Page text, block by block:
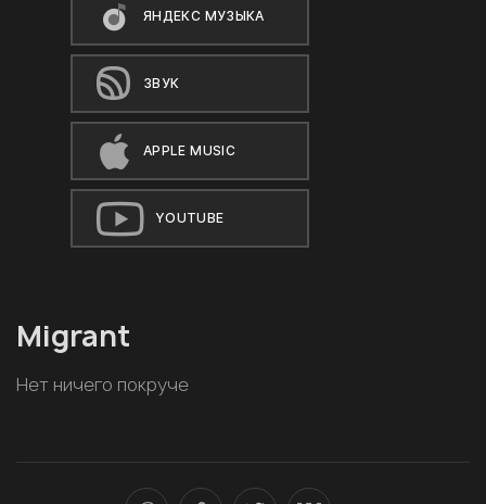
ЯНДЕКС МУЗЫКА
ЗВУК
APPLE MUSIC
YOUTUBE
Migrant
Нет ничего покруче